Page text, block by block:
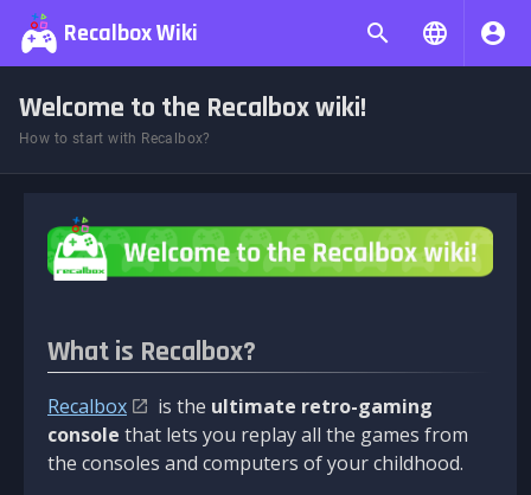
Recalbox Wiki
Welcome to the Recalbox wiki!
How to start with Recalbox?
What is Recalbox?
Recalbox is the ultimate retro-gaming
console that lets you replay all the games from
the consoles and computers of your childhood.